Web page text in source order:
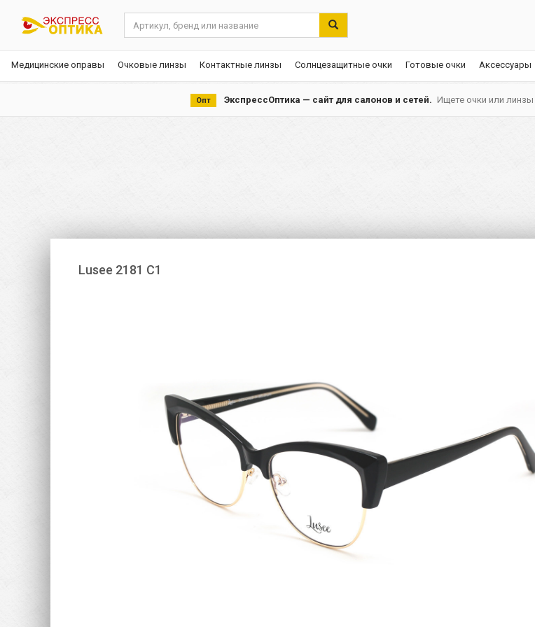
Медицинские оправы Очковые линзы Контактные линзы Солнцезащитные очки Готовые очки Аксессуары
Опт ЭкспрессОптика — сайт для салонов и сетей. Ищете очки или линзы
Lusee 2181 C1